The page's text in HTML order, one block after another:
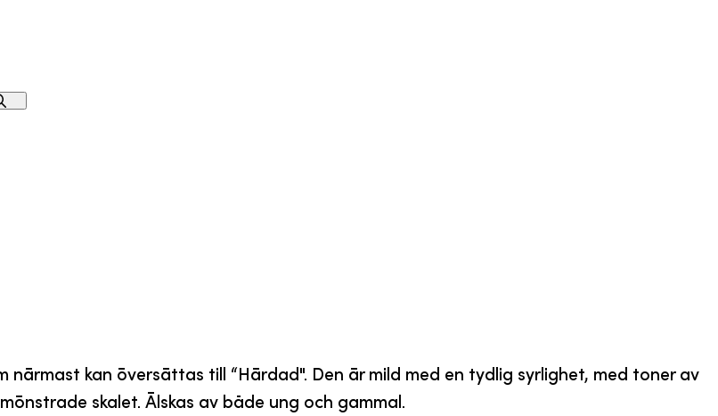
närmast kan översättas till “Härdad". Den är mild med en tydlig syrlighet, med toner av
skalet. Älskas av både ung och gammal.